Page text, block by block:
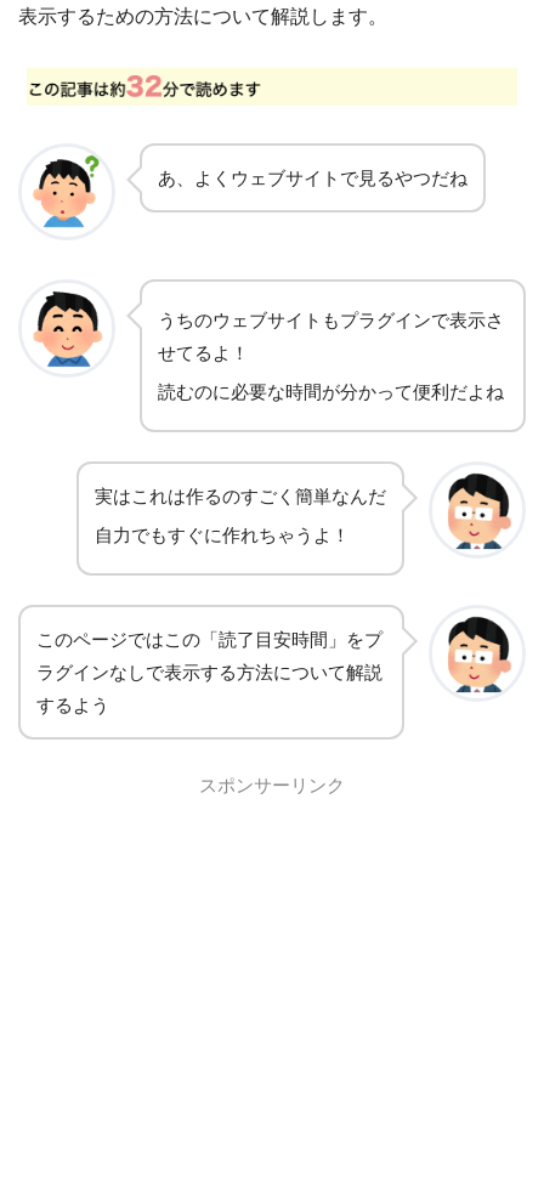
表示するための方法について解説します。
あ、よくウェブサイトで見るやつだね
うちのウェブサイトもプラグインで表示さ
せてるよ！
読むのに必要な時間が分かって便利だよね
実はこれは作るのすごく簡単なんだ
自力でもすぐに作れちゃうよ！
このページではこの「読了目安時間」をプ
ラグインなしで表示する方法について解説
するよう
スポンサーリンク